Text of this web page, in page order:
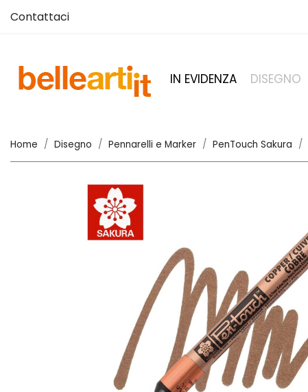
Contattaci
IN EVIDENZA DISEGNO
Home Disegno Pennarelli e Marker PenTouch Sakura